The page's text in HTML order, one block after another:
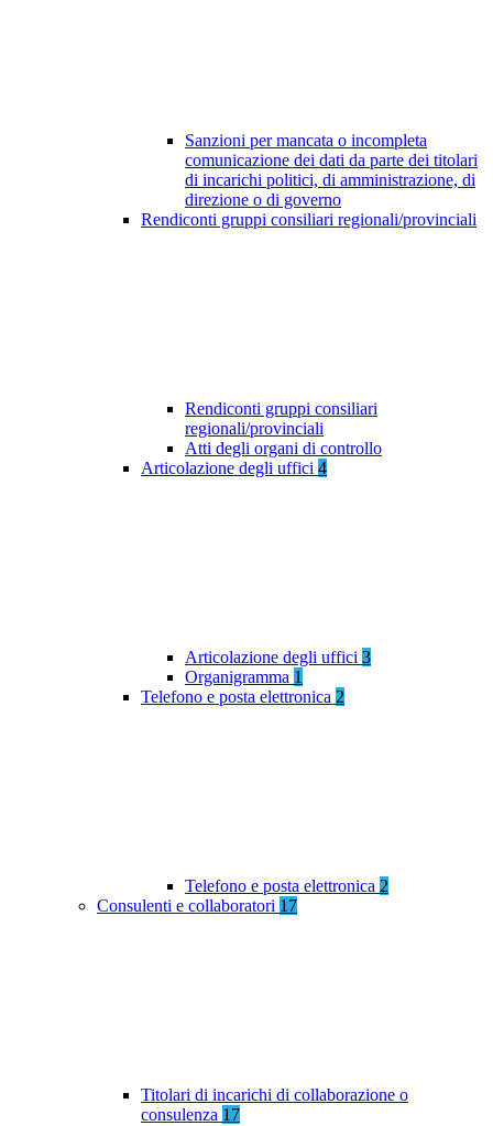
Sanzioni per mancata o incompleta
comunicazione dei dati da parte dei titolari
di incarichi politici, di amministrazione, di
direzione o di governo
Rendiconti gruppi consiliari regionali/provinciali
Rendiconti gruppi consiliari
regionali/provinciali
Atti degli organi di controllo
Articolazione degli uffici 4
Articolazione degli uffici 3
Organigramma 1
Telefono e posta elettronica 2
Telefono e posta elettronica 2
Consulenti e collaboratori 17
Titolari di incarichi di collaborazione o
consulenza 17